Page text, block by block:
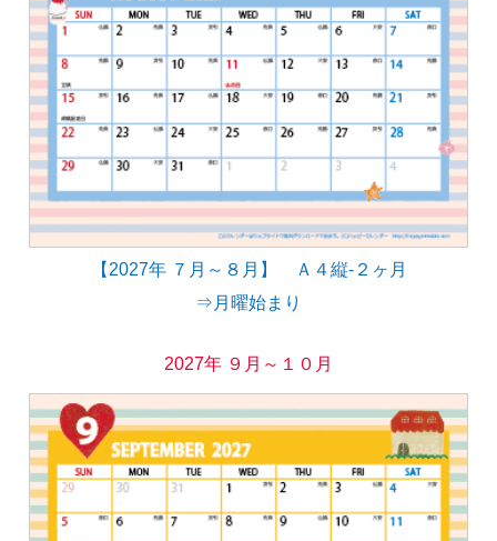
【2027年 ７月～８月】 Ａ４縦-２ヶ月
⇒月曜始まり
2027年 ９月～１０月